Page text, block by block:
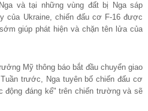
và tại những vùng đất bị Nga sáp
của Ukraine, chiến đấu cơ F-16 được
giúp phát hiện và chặn tên lửa của
Mỹ thông báo bắt đầu chuyển giao
trước, Nga tuyên bố chiến đấu cơ
động đáng kể" trên chiến trường và sẽ